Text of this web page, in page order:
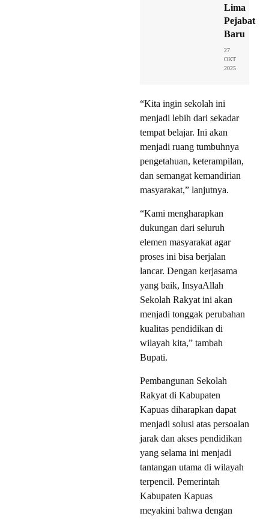
Lima
Pejabat
Baru
27
OKT
2025
“Kita ingin sekolah ini
menjadi lebih dari sekadar
tempat belajar. Ini akan
menjadi ruang tumbuhnya
pengetahuan, keterampilan,
dan semangat kemandirian
masyarakat,” lanjutnya.
“Kami mengharapkan
dukungan dari seluruh
elemen masyarakat agar
proses ini bisa berjalan
lancar. Dengan kerjasama
yang baik, InsyaAllah
Sekolah Rakyat ini akan
menjadi tonggak perubahan
kualitas pendidikan di
wilayah kita,” tambah
Bupati.
Pembangunan Sekolah
Rakyat di Kabupaten
Kapuas diharapkan dapat
menjadi solusi atas persoalan
jarak dan akses pendidikan
yang selama ini menjadi
tantangan utama di wilayah
terpencil. Pemerintah
Kabupaten Kapuas
meyakini bahwa dengan